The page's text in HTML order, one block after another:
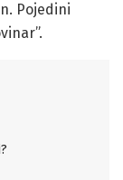
Pojedini